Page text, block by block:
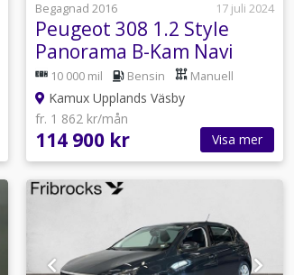
Begagnad 2016
17 juli 2024
Peugeot 308 1.2 Style
Panorama B-Kam Navi
Drag 130hk
10 000 mil Bensin Manuell
Kamux Upplands Väsby
fr. 1 862 kr/mån
114 900 kr Visa mer